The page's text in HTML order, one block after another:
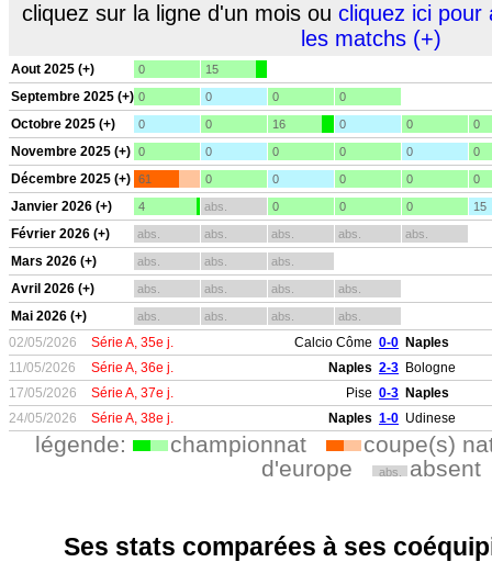
cliquez sur la ligne d'un mois ou cliquez ici pour
les matchs (+)
Aout 2025 (+) 0 15
Septembre 2025 (+) 0 0 0 0
Octobre 2025 (+) 0 0 16 0 0 0
Novembre 2025 (+) 0 0 0 0 0 0
Décembre 2025 (+) 61 0 0 0 0 0
Janvier 2026 (+) 4 abs. 0 0 0 15
Février 2026 (+) abs. abs. abs. abs. abs.
Mars 2026 (+) abs. abs. abs.
Avril 2026 (+) abs. abs. abs. abs.
Mai 2026 (+) abs. abs. abs. abs.
02/05/2026 Série A, 35e j. Calcio Côme 0-0 Naples
11/05/2026
Série A, 36e j. Naples 2-3 Bologne
17/05/2026
Série A, 37e j. Pise 0-3 Naples
24/05/2026
Série A, 38e j. Naples 1-0 Udinese
légende: championnat
coupe(s)
d'europe
abs. absent
Ses stats comparées à ses